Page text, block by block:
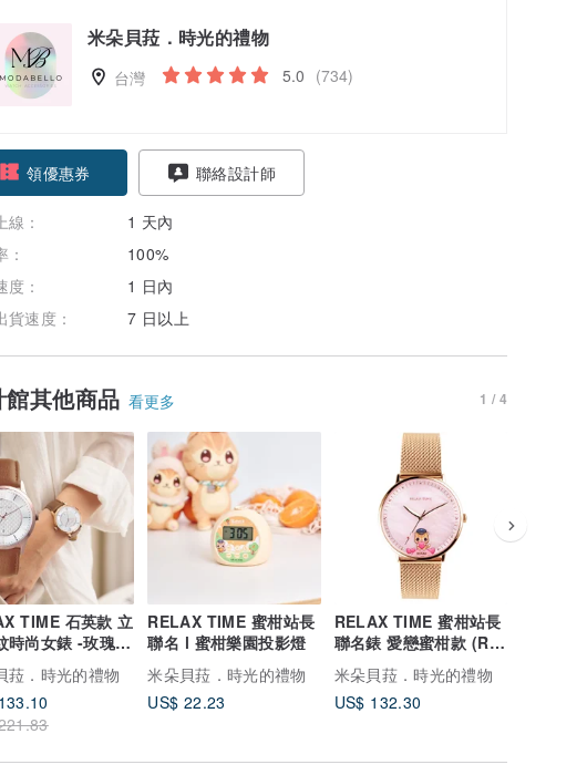
米朵貝菈．時光的禮物
台灣 5.0 (734)
領優惠券
加入關注
聯絡設計師
線：
1 天內
：
100%
度：
1 日內
貨速度：
7 日以上
館其他商品 看更多 1 / 4
TIME 石英款 立
時尚女錶 -玫瑰金
3L) 36mm
菈．時光的禮物
RELAX TIME 蜜柑站長
聯名 l 蜜柑樂園投影燈
米朵貝菈．時光的禮物
US$ 22.23
RELAX TIME 蜜柑站長
聯名錶 愛戀蜜柑款 (RT-
116-02)
米朵貝菈．時光的禮物
US$ 132.30